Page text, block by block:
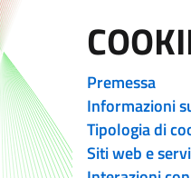
Premessa
Informazioni
Tipologia di
Siti web e